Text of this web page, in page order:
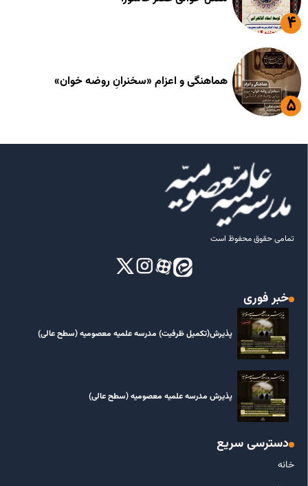
هماهنگی و اعزام «سخنرانِ روضه خوان»
تمامی حقوق محفوظ است
خبر فوری
پذیرش(تکمیل ظرفیت) مدرسه علمیه معصومیه‌ (سطح عالی)
پذیرش مدرسه علمیه معصومیه‌ (سطح عالی)
دسترسی سریع
خانه